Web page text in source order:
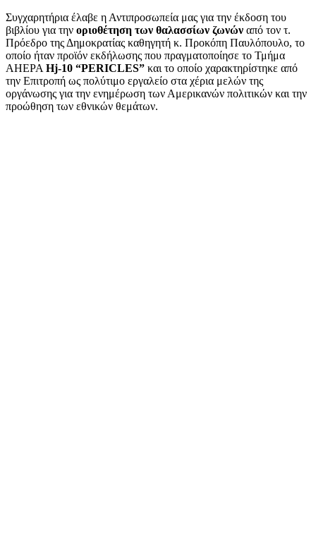
Συγχαρητήρια έλαβε η Αντιπροσωπεία μας για την έκδοση του
βιβλίου για την οριοθέτηση των θαλασσίων ζωνών από τον τ.
Πρόεδρο της Δημοκρατίας καθηγητή κ. Προκόπη Παυλόπουλο, το
οποίο ήταν προϊόν εκδήλωσης που πραγματοποίησε το Τμήμα
AHEPA Hj-10 “PERICLES” και το οποίο χαρακτηρίστηκε από
την Επιτροπή ως πολύτιμο εργαλείο στα χέρια μελών της
οργάνωσης για την ενημέρωση των Αμερικανών πολιτικών και την
προώθηση των εθνικών θεμάτων.